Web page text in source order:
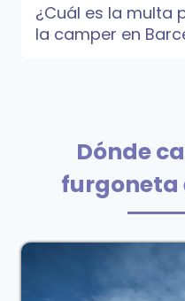
¿Cuál es la multa
la camper en
Dónde
furgoneta